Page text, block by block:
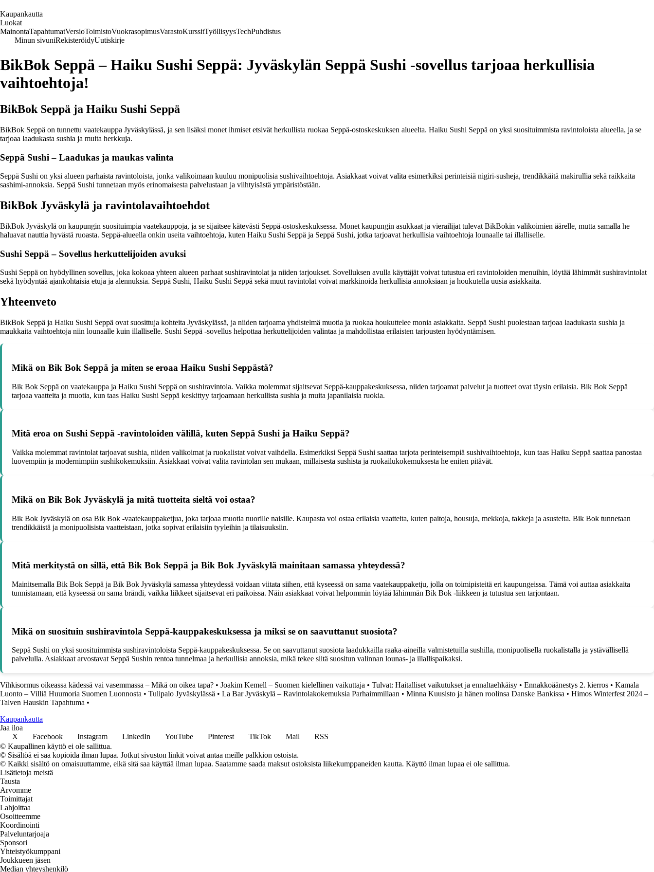
Kaupankautta
Luokat
MainontaTapahtumatVersioToimistoVuokrasopimusVarastoKurssitTyöllisyysTechPuhdistus
Minun sivuniRekisteröidyUutiskirje
BikBok Seppä – Haiku Sushi Seppä: Jyväskylän Seppä Sushi -sovellus tarjoaa herkullisia
vaihtoehtoja!
BikBok Seppä ja Haiku Sushi Seppä
BikBok Seppä on tunnettu vaatekauppa Jyväskylässä, ja sen lisäksi monet ihmiset etsivät herkullista ruokaa Seppä-ostoskeskuksen alueelta. Haiku Sushi Seppä on yksi suosituimmista ravintoloista alueella, ja se
tarjoaa laadukasta sushia ja muita herkkuja.
Seppä Sushi – Laadukas ja maukas valinta
Seppä Sushi on yksi alueen parhaista ravintoloista, jonka valikoimaan kuuluu monipuolisia sushivaihtoehtoja. Asiakkaat voivat valita esimerkiksi perinteisiä nigiri-susheja, trendikkäitä makirullia sekä raikkaita
sashimi-annoksia. Seppä Sushi tunnetaan myös erinomaisesta palvelustaan ja viihtyisästä ympäristöstään.
BikBok Jyväskylä ja ravintolavaihtoehdot
BikBok Jyväskylä on kaupungin suosituimpia vaatekauppoja, ja se sijaitsee kätevästi Seppä-ostoskeskuksessa. Monet kaupungin asukkaat ja vierailijat tulevat BikBokin valikoimien äärelle, mutta samalla he
haluavat nauttia hyvästä ruoasta. Seppä-alueella onkin useita vaihtoehtoja, kuten Haiku Sushi Seppä ja Seppä Sushi, jotka tarjoavat herkullisia vaihtoehtoja lounaalle tai illalliselle.
Sushi Seppä – Sovellus herkuttelijoiden avuksi
Sushi Seppä on hyödyllinen sovellus, joka kokoaa yhteen alueen parhaat sushiravintolat ja niiden tarjoukset. Sovelluksen avulla käyttäjät voivat tutustua eri ravintoloiden menuihin, löytää lähimmät sushiravintolat
sekä hyödyntää ajankohtaisia etuja ja alennuksia. Seppä Sushi, Haiku Sushi Seppä sekä muut ravintolat voivat markkinoida herkullisia annoksiaan ja houkutella uusia asiakkaita.
Yhteenveto
BikBok Seppä ja Haiku Sushi Seppä ovat suosittuja kohteita Jyväskylässä, ja niiden tarjoama yhdistelmä muotia ja ruokaa houkuttelee monia asiakkaita. Seppä Sushi puolestaan tarjoaa laadukasta sushia ja
maukkaita vaihtoehtoja niin lounaalle kuin illalliselle. Sushi Seppä -sovellus helpottaa herkuttelijoiden valintaa ja mahdollistaa erilaisten tarjousten hyödyntämisen.
Mikä on Bik Bok Seppä ja miten se eroaa Haiku Sushi Seppästä?
Bik Bok Seppä on vaatekauppa ja Haiku Sushi Seppä on sushiravintola. Vaikka molemmat sijaitsevat Seppä-kauppakeskuksessa, niiden tarjoamat palvelut ja tuotteet ovat täysin erilaisia. Bik Bok Seppä
tarjoaa vaatteita ja muotia, kun taas Haiku Sushi Seppä keskittyy tarjoamaan herkullista sushia ja muita japanilaisia ruokia.
Mitä eroa on Sushi Seppä -ravintoloiden välillä, kuten Seppä Sushi ja Haiku Seppä?
Vaikka molemmat ravintolat tarjoavat sushia, niiden valikoimat ja ruokalistat voivat vaihdella. Esimerkiksi Seppä Sushi saattaa tarjota perinteisempiä sushivaihtoehtoja, kun taas Haiku Seppä saattaa panostaa
luovempiin ja modernimpiin sushikokemuksiin. Asiakkaat voivat valita ravintolan sen mukaan, millaisesta sushista ja ruokailukokemuksesta he eniten pitävät.
Mikä on Bik Bok Jyväskylä ja mitä tuotteita sieltä voi ostaa?
Bik Bok Jyväskylä on osa Bik Bok -vaatekauppaketjua, joka tarjoaa muotia nuorille naisille. Kaupasta voi ostaa erilaisia vaatteita, kuten paitoja, housuja, mekkoja, takkeja ja asusteita. Bik Bok tunnetaan
trendikkäistä ja monipuolisista vaatteistaan, jotka sopivat erilaisiin tyyleihin ja tilaisuuksiin.
Mitä merkitystä on sillä, että Bik Bok Seppä ja Bik Bok Jyväskylä mainitaan samassa yhteydessä?
Mainitsemalla Bik Bok Seppä ja Bik Bok Jyväskylä samassa yhteydessä voidaan viitata siihen, että kyseessä on sama vaatekauppaketju, jolla on toimipisteitä eri kaupungeissa. Tämä voi auttaa asiakkaita
tunnistamaan, että kyseessä on sama brändi, vaikka liikkeet sijaitsevat eri paikoissa. Näin asiakkaat voivat helpommin löytää lähimmän Bik Bok -liikkeen ja tutustua sen tarjontaan.
Mikä on suosituin sushiravintola Seppä-kauppakeskuksessa ja miksi se on saavuttanut suosiota?
Seppä Sushi on yksi suosituimmista sushiravintoloista Seppä-kauppakeskuksessa. Se on saavuttanut suosiota laadukkailla raaka-aineilla valmistetuilla sushilla, monipuolisella ruokalistalla ja ystävällisellä
palvelulla. Asiakkaat arvostavat Seppä Sushin rentoa tunnelmaa ja herkullisia annoksia, mikä tekee siitä suositun valinnan lounas- ja illallispaikaksi.
Vihkisormus oikeassa kädessä vai vasemmassa – Mikä on oikea tapa? • Joakim Kemell – Suomen kielellinen vaikuttaja • Tulvat: Haitalliset vaikutukset ja ennaltaehkäisy • Ennakkoäänestys 2. kierros • Kamala
Luonto – Villiä Huumoria Suomen Luonnosta • Tulipalo Jyväskylässä • La Bar Jyväskylä – Ravintolakokemuksia Parhaimmillaan • Minna Kuusisto ja hänen roolinsa Danske Bankissa • Himos Winterfest 2024 –
Talven Hauskin Tapahtuma •
Kaupankautta
Jaa iloa
X
Facebook Instagram LinkedIn YouTube Pinterest TikTok Mail
RSS
© Kaupallinen käyttö ei ole sallittua.
© Sisältöä ei saa kopioida ilman lupaa. Jotkut sivuston linkit voivat antaa meille palkkion ostoista.
© Kaikki sisältö on omaisuuttamme, eikä sitä saa käyttää ilman lupaa. Saatamme saada maksut ostoksista liikekumppaneiden kautta. Käyttö ilman lupaa ei ole sallittua.
Lisätietoja meistä
Tausta
Arvomme
Toimittajat
Lahjoittaa
Osoitteemme
Koordinointi
Palveluntarjoaja
Sponsori
Yhteistyökumppani
Joukkueen jäsen
Median yhteyshenkilö